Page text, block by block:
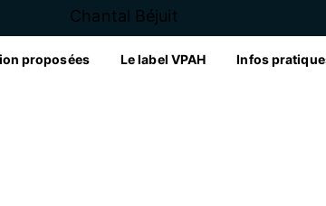
Chantal Béjuit
proposées Le label VPAH Infos